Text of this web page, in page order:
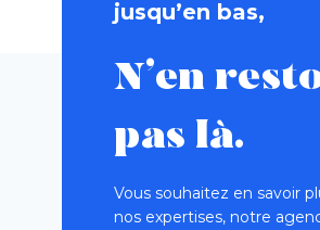
jusqu’en bas,
N’en
pas là.
Vous souhaitez en savoir
nos expertises, notre